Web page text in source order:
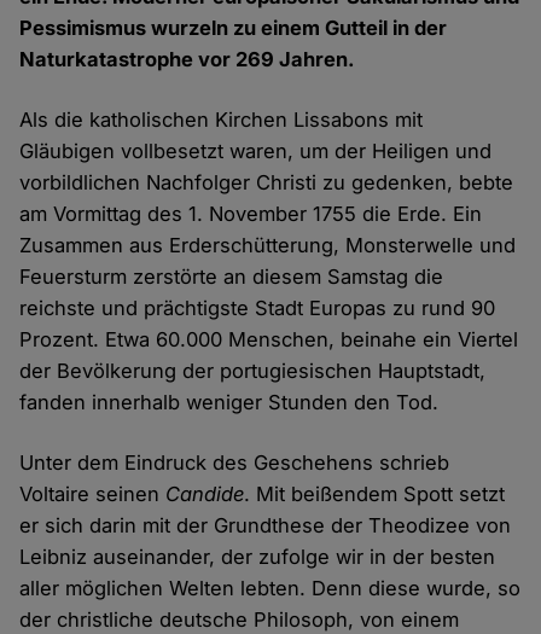
Pessimismus wurzeln zu einem Gutteil in der
Naturkatastrophe vor 269 Jahren.
Als die katholischen Kirchen Lissabons mit
Gläubigen vollbesetzt waren, um der Heiligen und
vorbildlichen Nachfolger Christi zu gedenken, bebte
am Vormittag des 1. November 1755 die Erde. Ein
Zusammen aus Erderschütterung, Monsterwelle und
Feuersturm zerstörte an diesem Samstag die
reichste und prächtigste Stadt Europas zu rund 90
Prozent. Etwa 60.000 Menschen, beinahe ein Viertel
der Bevölkerung der portugiesischen Hauptstadt,
fanden innerhalb weniger Stunden den Tod.
Unter dem Eindruck des Geschehens schrieb
Voltaire seinen Candide. Mit beißendem Spott setzt
er sich darin mit der Grundthese der Theodizee von
Leibniz auseinander, der zufolge wir in der besten
aller möglichen Welten lebten. Denn diese wurde, so
der christliche deutsche Philosoph, von einem